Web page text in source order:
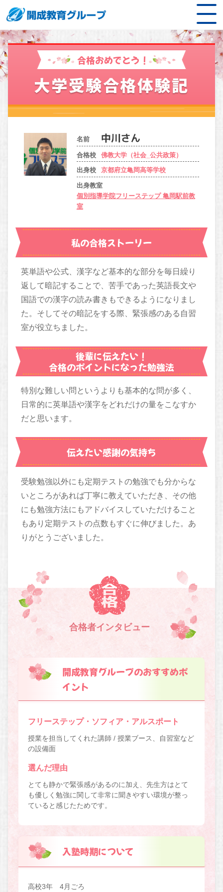
合格おめでとう！
大学受験合格体験記
名前
合格校 佛教大学（社会_公共政策）
出身校 京都府立亀岡高等学校
出身教室
個別指導学院フリーステップ 亀岡駅前教
室
私の合格ストーリー
英単語や公式、漢字など基本的な部分を毎日繰り
返して暗記することで、苦手であった英語長文や
国語での漢字の読み書きもできるようになりまし
た。そしてその暗記をする際、緊張感のある自習
室が役立ちました。
後輩に伝えたい！
合格のポイントになった勉強法
特別な難しい問というよりも基本的な問が多く、
日常的に英単語や漢字をどれだけの量をこなすか
だと思います。
伝えたい感謝の気持ち
受験勉強以外にも定期テストの勉強でも分からな
いところがあれば丁寧に教えていただき、その他
にも勉強方法にもアドバイスしていただけること
もあり定期テストの点数もすぐに伸びました。あ
りがとうございました。
合格者インタビュー
開成教育グループのおすすめポ
イント
フリーステップ・ソフィア・アルスポート
授業を担当してくれた講師 / 授業ブース、自習室など
の設備面
選んだ理由
とても静かで緊張感があるのに加え、先生方はとて
も優しく勉強に関して非常に聞きやすい環境が整っ
ていると感じたためです。
入塾時期について
高校3年 4月ごろ